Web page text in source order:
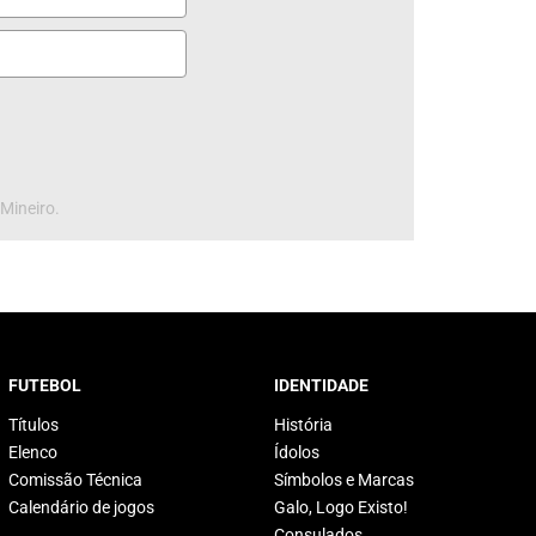
FUTEBOL
Títulos
Elenco
Comissão Técnica
Calendário de jogos
IDENTIDADE
História
Ídolos
Símbolos e Marcas
Galo, Logo Existo!